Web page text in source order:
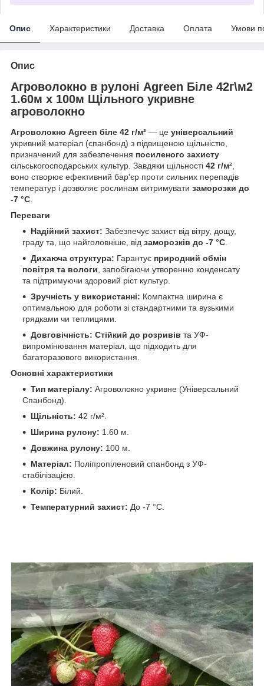
Опис Характеристики Доставка Оплата Умови
Опис
Агроволокно в рулоні Agreen Біле 42г\м2
1.60м х 100м Щільного укривне
агроволокно
Агроволокно Agreen біле 42 г/м² — це універсальний
укривний матеріал (спанбонд) з підвищеною щільністю,
призначений для забезпечення посиленого захисту
сільськогосподарських культур. Завдяки щільності 42 г/м²,
воно створює ефективний бар'єр проти сильних перепадів
температур і дозволяє рослинам витримувати заморозки до
-7 °C.
Переваги
Надійний захист: Забезпечує захист від вітру, дощу,
граду та, що найголовніше, від заморозків до -7 °C.
Дихаюча структура: Гарантує природний обмін
повітря та вологи, запобігаючи утворенню конденсату
та підтримуючи здоровий ріст культур.
Зручність у використанні: Компактна ширина є
оптимальною для роботи зі стандартними та вузькими
грядками чи теплицями.
Довговічність: Стійкий до розривів та УФ-
випромінювання матеріал, що підходить для
багаторазового використання.
Основні характеристики
Тип матеріалу: Агроволокно укривне (Універсальний
Спанбонд).
Щільність: 42 г/м².
Ширина рулону: 1.60 м.
Довжина рулону: 100 м.
Матеріал: Поліпропіленовий спанбонд з УФ-
стабілізацією.
Колір: Білий.
Температурний захист: До -7 °C.